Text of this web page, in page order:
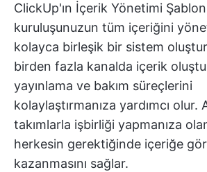
ClickUp'ın İçerik Yönetimi
kuruluşunuzun tüm içeriğini
kolayca birleşik bir sistem
birden fazla kanalda içerik
yayınlama ve bakım süreçlerini
kolaylaştırmanıza yardımcı olur.
takımlarla işbirliği yapmanıza
herkesin gerektiğinde içeriğe
kazanmasını sağlar.